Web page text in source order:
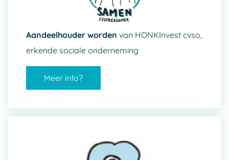
Aandeelhouder worden van HONKInvest cvso,
erkende sociale onderneming
Meer info?